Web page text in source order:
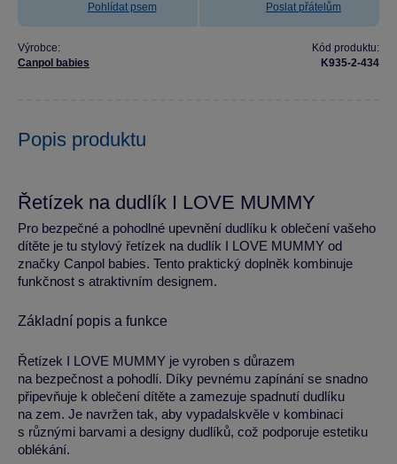
Pohlídat psem Poslat přátelům
Výrobce:
Canpol babies
Kód produktu:
K935-2-434
Popis produktu
Řetízek na dudlík I LOVE MUMMY
Pro bezpečné a pohodlné upevnění dudlíku k oblečení vašeho
dítěte je tu stylový řetízek na dudlík I LOVE MUMMY od
značky Canpol babies. Tento praktický doplněk kombinuje
funkčnost s atraktivním designem.
Základní popis a funkce
Řetízek I LOVE MUMMY je vyroben s důrazem
na bezpečnost a pohodlí. Díky pevnému zapínání se snadno
připevňuje k oblečení dítěte a zamezuje spadnutí dudlíku
na zem. Je navržen tak, aby vypadalskvěle v kombinaci
s různými barvami a designy dudlíků, což podporuje estetiku
oblékání.